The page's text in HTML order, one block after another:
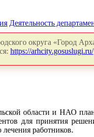
Деятельность
округа «Город
https://arhcity.gosuslugi.ru/
области и НАО
для принятия
работников.